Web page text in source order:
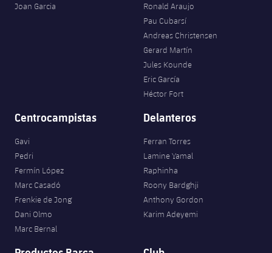
Joan Garcia
Ronald Araujo
Pau Cubarsí
Andreas Christensen
Gerard Martín
Jules Kounde
Eric García
Héctor Fort
Centrocampistas
Gavi
Pedri
Fermín López
Marc Casadó
Frenkie de Jong
Dani Olmo
Marc Bernal
Delanteros
Ferran Torres
Lamine Yamal
Raphinha
Roony Bardghji
Anthony Gordon
Karim Adeyemi